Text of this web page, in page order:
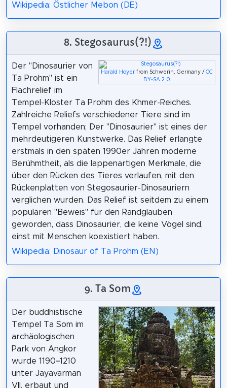
Wikipedia: Östlicher Mebon (DE)
8. Stegosaurus(?!)
Harald Hoyer from Schwerin, Germany /CC
BY-SA 2.0
Der "Dinosaurier von
Ta Prohm" ist ein
Flachrelief im
Tempel-Kloster Ta Prohm des Khmer-Reiches.
Zahlreiche Reliefs verschiedener Tiere sind im
Tempel vorhanden; Der "Dinosaurier" ist eines der
mehrdeutigeren Kunstwerke. Das Relief erlangte
erstmals in den späten 1990er Jahren moderne
Berühmtheit, als die lappenartigen Merkmale, die
über den Rücken des Tieres verlaufen, mit den
Rückenplatten von Stegosaurier-Dinosauriern
verglichen wurden. Das Relief ist seitdem zu einem
populären "Beweis" für den Randglauben
geworden, dass Dinosaurier, die keine Vögel sind,
einst mit Menschen koexistiert haben.
Wikipedia: Dinosaur of Ta Prohm (EN)
9. Ta Som
Der buddhistische
Tempel Ta Som im
archäologischen
Park von Angkor
wurde 1190–1210
unter Jayavarman
VII. erbaut und